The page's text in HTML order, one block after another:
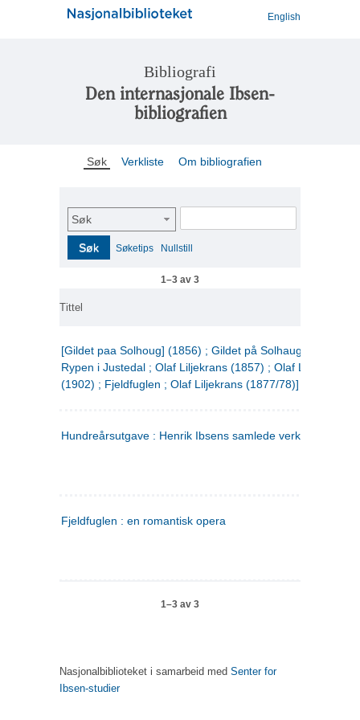
English
Bibliografi
Den internasjonale Ibsen-
bibliografien
Søk Verkliste Om bibliografien
Søk
Søk Søketips Nullstill
1–3 av 3
Tittel
[Gildet paa Solhoug] (1856) ; Gildet på Solhaug (1883) ;
Rypen i Justedal ; Olaf Liljekrans (1857) ; Olaf Liljekrans
(1902) ; Fjeldfuglen ; Olaf Liljekrans (1877/78)]
Hundreårsutgave : Henrik Ibsens samlede verker. 3
Fjeldfuglen : en romantisk opera
1–3 av 3
Nasjonalbiblioteket i samarbeid med Senter for
Ibsen-studier